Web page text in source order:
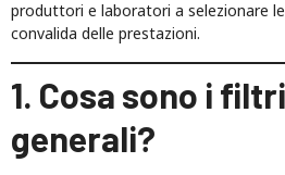
produttori e laboratori a selezionare
convalida delle prestazioni.
1. Cosa sono i
generali?